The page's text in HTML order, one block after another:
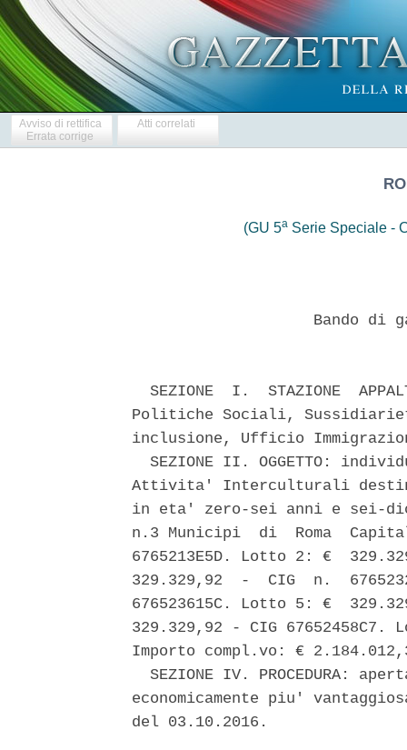
Avviso di rettifica
Errata corrige
Atti correlati
(GU 5aSerie Speciale -
Bando di
SEZIONE  I.  STAZIONE
Politiche Sociali,
inclusione, Ufficio
SEZIONE II. OGGETTO:
Attivita' Interculturali
in eta' zero-sei anni e sei-
n.3 Municipi  di  Roma
6765213E5D. Lotto 2: €
329.329,92  -  CIG  n.
676523615C. Lotto 5: €
329.329,92 - CIG
Importo compl.vo: €
SEZIONE IV. PROCEDURA:
economicamente piu'
del 03.10.2016.